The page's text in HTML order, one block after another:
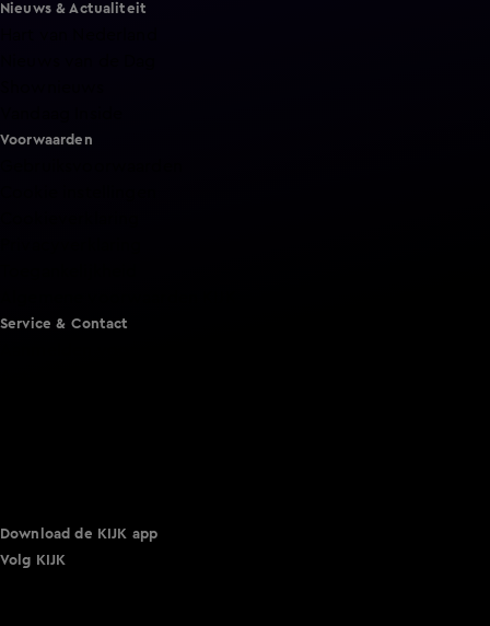
Nieuws & Actualiteit
Voorwaarden
Service & Contact
Download de KIJK app
Volg KIJK